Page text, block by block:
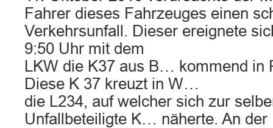
Fahrer dieses Fahrzeuges einen
Verkehrsunfall. Dieser ereignete
9:50 Uhr mit dem
LKW die K37 aus B… kommend in
Diese K 37 kreuzt in W…
die L234, auf welcher sich zur
Unfallbeteiligte K… näherte. An der